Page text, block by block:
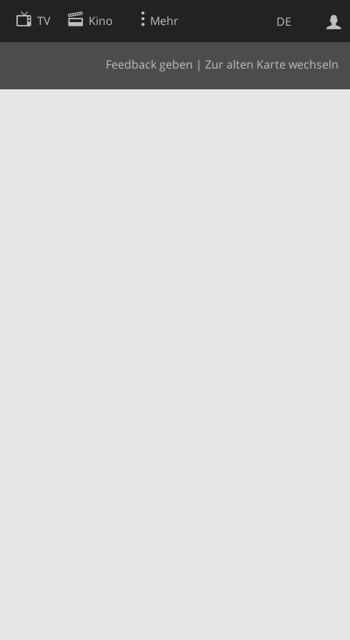
DE
TV Kino Mehr
Feedback geben | Zur alten Karte wechseln
Websuche